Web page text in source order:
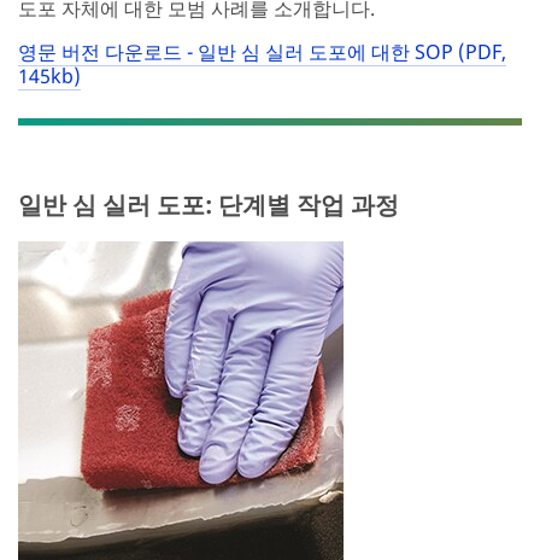
도포 자체에 대한 모범 사례를 소개합니다.
영문 버전 다운로드 - 일반 심 실러 도포에 대한 SOP (PDF,
145kb)
일반 심 실러 도포: 단계별 작업 과정